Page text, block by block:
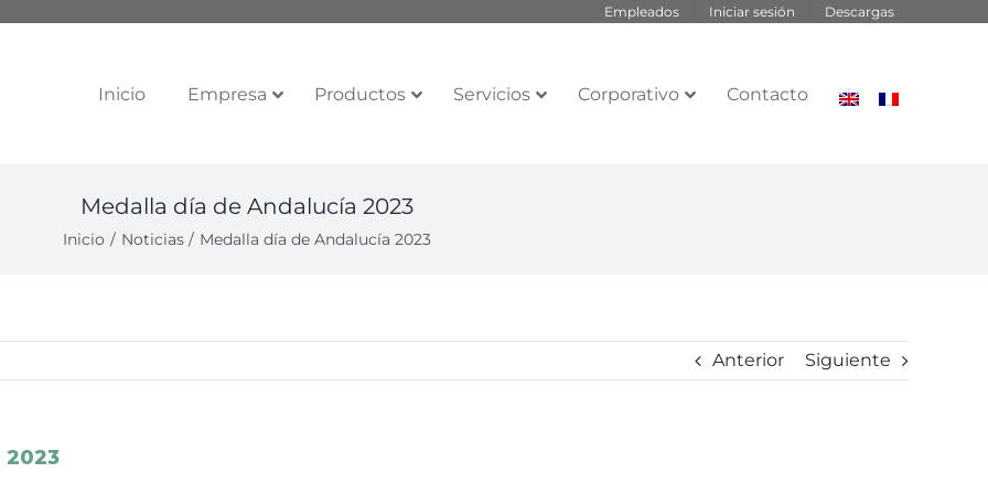
Empleados Iniciar sesión Descargas
Inicio Empresa Productos Servicios Corporativo Contacto
Medalla día de Andalucía 2023
Inicio Noticias Medalla día de Andalucía 2023
Anterior Siguiente
2023